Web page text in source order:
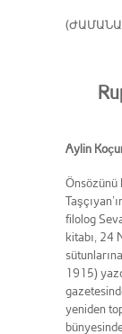
Aylin
Önsözünü
filolog
kitabı, 24
1915)
yeniden